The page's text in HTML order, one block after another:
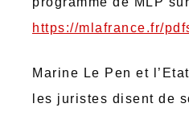
https://mlafrance.fr/
Marine Le Pen et
les juristes disent de